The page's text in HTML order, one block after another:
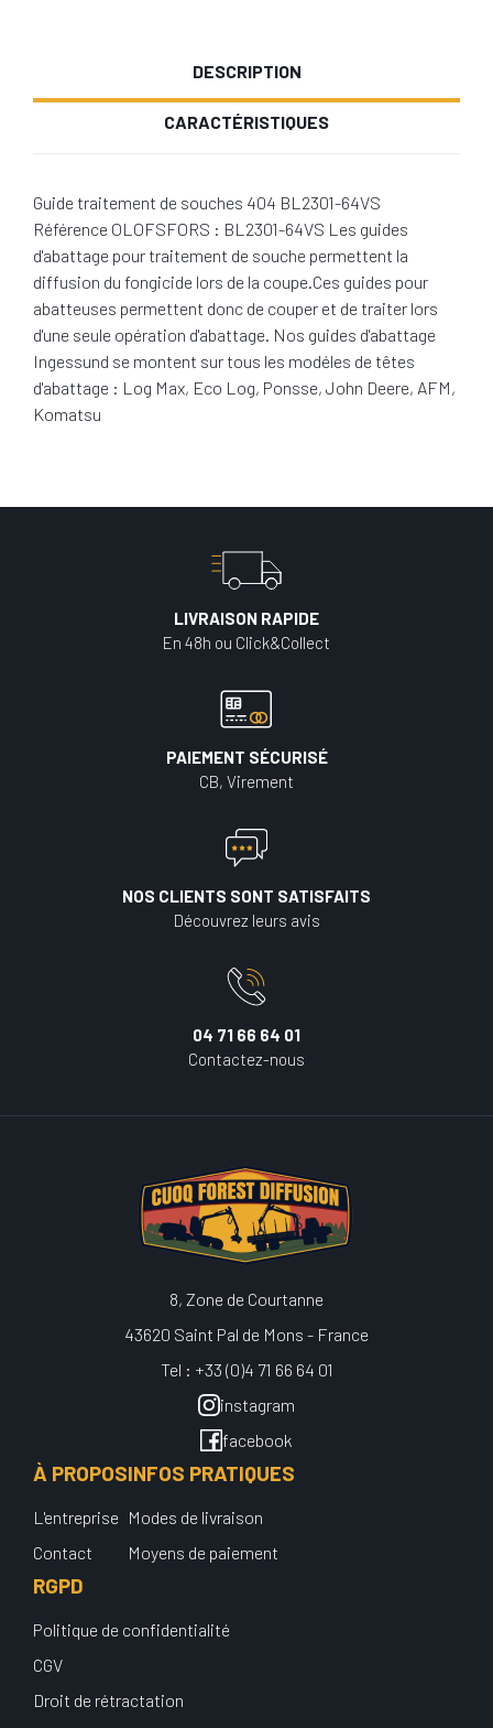
DESCRIPTION
CARACTÉRISTIQUES
Guide traitement de souches 404 BL2301-64VS
Référence OLOFSFORS : BL2301-64VS Les guides
d'abattage pour traitement de souche permettent la
diffusion du fongicide lors de la coupe.Ces guides pour
abatteuses permettent donc de couper et de traiter lors
d'une seule opération d'abattage. Nos guides d'abattage
Ingessund se montent sur tous les modéles de têtes
d'abattage : Log Max, Eco Log, Ponsse, John Deere, AFM,
Komatsu
LIVRAISON RAPIDE
En 48h ou Click&Collect
PAIEMENT SÉCURISÉ
CB, Virement
NOS CLIENTS SONT SATISFAITS
Découvrez leurs avis
04 71 66 64 01
Contactez-nous
8, Zone de Courtanne
43620 Saint Pal de Mons - France
Tel : +33 (0)4 71 66 64 01
instagram
facebook
À PROPOS
L'entreprise
Contact
INFOS PRATIQUES
Modes de livraison
Moyens de paiement
RGPD
Politique de confidentialité
CGV
Droit de rétractation